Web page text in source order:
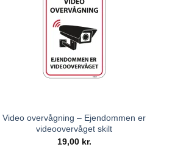
Video overvågning – Ejendommen er
videoovervåget skilt
19,00 kr.